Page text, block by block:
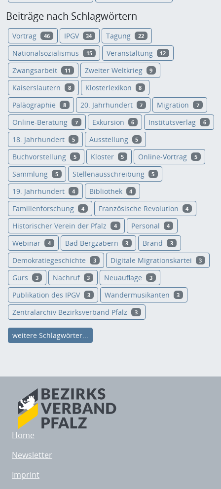
Beiträge nach Schlagwörtern
Vortrag 46 IPGV 34 Tagung 22
Nationalsozialismus 15 Veranstaltung 12
Zwangsarbeit 11 Zweiter Weltkrieg 9
Kaiserslautern 8 Klosterlexikon 8
Paläographie 8 20. Jahrhundert 7 Migration 7
Online-Beratung 7 Exkursion 6 Institutsverlag 6
18. Jahrhundert 5 Ausstellung 5
Buchvorstellung 5 Kloster 5 Online-Vortrag 5
Sammlung 5 Stellenausschreibung 5
19. Jahrhundert 4 Bibliothek 4
Familienforschung 4 Französische Revolution 4
Historischer Verein der Pfalz 4 Personal 4
Webinar 4 Bad Bergzabern 3 Brand 3
Demokratiegeschichte 3 Digitale Migrationskartei 3
Gurs 3 Nachruf 3 Neuauflage 3
Publikation des IPGV 3 Wandermusikanten 3
Zentralarchiv Bezirksverband Pfalz 3
weitere Schlagwörter...
Home
Newsletter
Imprint